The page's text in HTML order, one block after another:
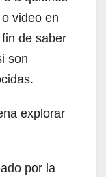
video en
de saber
son
explorar
por la